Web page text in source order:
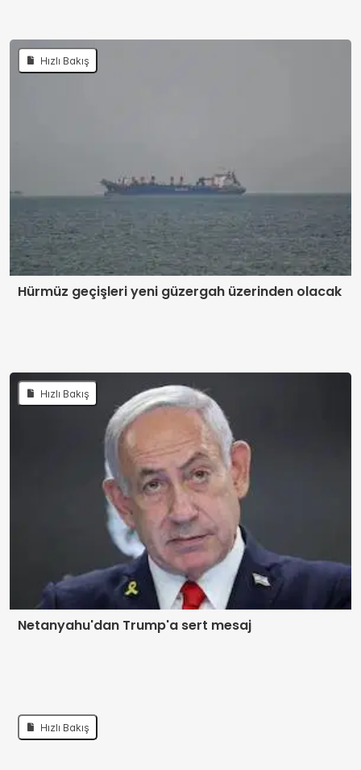
Hızlı Bakış
Hürmüz geçişleri yeni güzergah üzerinden olacak
Hızlı Bakış
Netanyahu'dan Trump'a sert mesaj
Hızlı Bakış